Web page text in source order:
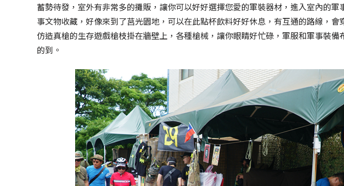
蓄勢待發，室外有非常多的攤販，讓你可以好好選擇您愛的軍裝器材，進入室內的
事文物收藏，好像來到了莒光園地，可以在此點杯飲料好好休息，有互通的路線，
仿造真槍的生存遊戲槍枝掛在牆壁上，各種槍械，讓你眼睛好忙碌，軍服和軍事裝
的到。